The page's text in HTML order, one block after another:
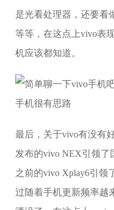
是光看处理器，还要看
等等，在这点上vivo表
机应该都知道。
最后，关于vivo有没有
发布的vivo NEX引领了
之前的vivo Xplay6引领
过随着手机更新频率越